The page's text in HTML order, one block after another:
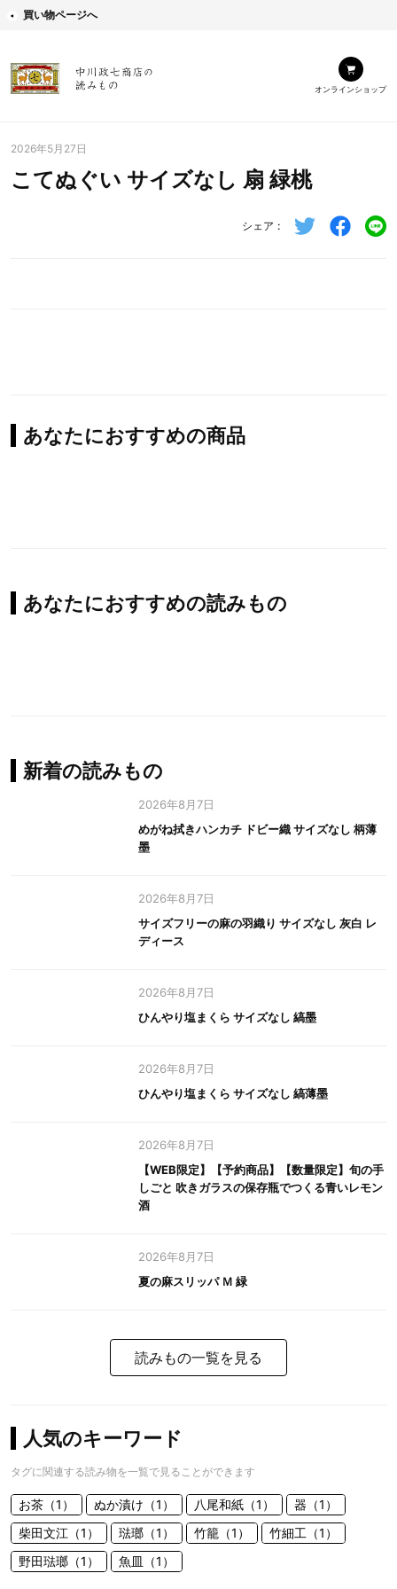
買い物ページへ
オンラインショップ
2026年5月27日
こてぬぐい サイズなし 扇 緑桃
シェア
あなたにおすすめの商品
あなたにおすすめの読みもの
新着の読みもの
2026年8月7日
めがね拭きハンカチ ドビー織 サイズなし 柄薄
墨
2026年8月7日
サイズフリーの麻の羽織り サイズなし 灰白 レ
ディース
2026年8月7日
ひんやり塩まくら サイズなし 縞墨
2026年8月7日
ひんやり塩まくら サイズなし 縞薄墨
2026年8月7日
【WEB限定】【予約商品】【数量限定】旬の手
しごと 吹きガラスの保存瓶でつくる青いレモン
酒
2026年8月7日
夏の麻スリッパ Ｍ 緑
読みもの一覧を見る
人気のキーワード
タグに関連する読み物を一覧で見ることができます
お茶（1） ぬか漬け（1） 八尾和紙（1）
器（1）
柴田文江（1）
琺瑯（1） 竹籠（1）
竹細工（1）
野田琺瑯（1）
魚皿（1）